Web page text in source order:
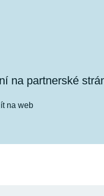
na partnerské
na web